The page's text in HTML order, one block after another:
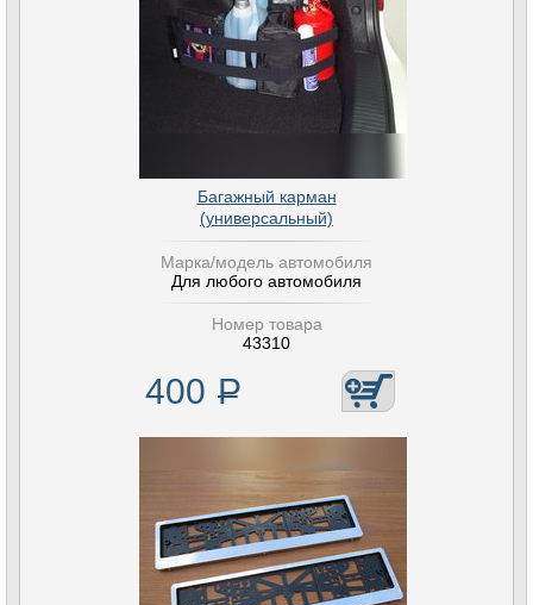
Багажный карман
(универсальный)
Марка/модель автомобиля
Для любого автомобиля
Номер товара
43310
400 Р